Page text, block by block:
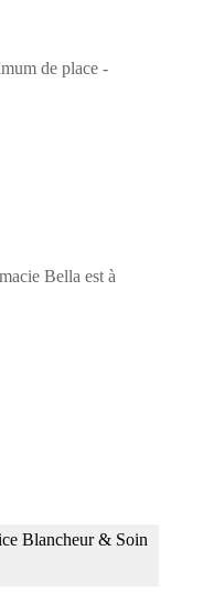
de place -
Bella est à